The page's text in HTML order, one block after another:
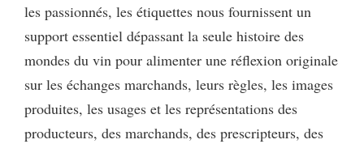
les passionnés, les étiquettes nous fournissent un
support essentiel dépassant la seule histoire des
mondes du vin pour alimenter une réflexion originale
sur les échanges marchands, leurs règles, les images
produites, les usages et les représentations des
producteurs, des marchands, des prescripteurs, des